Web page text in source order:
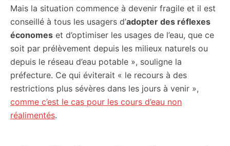
Mais la situation commence à devenir fragile et il est
conseillé à tous les usagers d’adopter des réflexes
économes et d’optimiser les usages de l’eau, que ce
soit par prélèvement depuis les milieux naturels ou
depuis le réseau d’eau potable », souligne la
préfecture. Ce qui éviterait « le recours à des
restrictions plus sévères dans les jours à venir »,
comme c’est le cas pour les cours d’eau non
réalimentés.